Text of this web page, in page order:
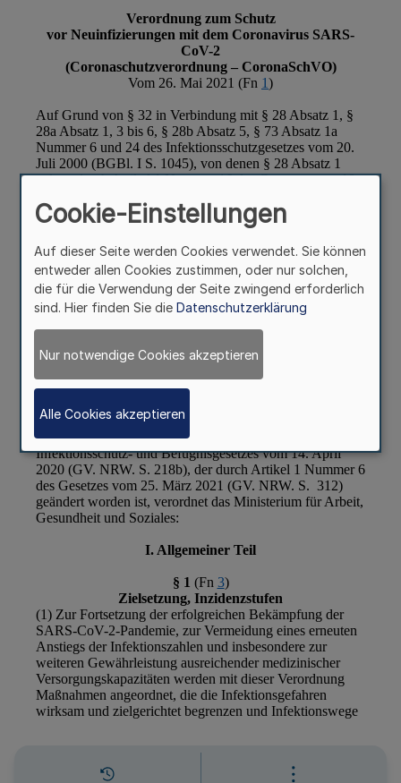
Cookie-Einstellungen
Auf dieser Seite werden Cookies verwendet. Sie können
entweder allen Cookies zustimmen, oder nur solchen,
die für die Verwendung der Seite zwingend erforderlich
sind. Hier finden Sie die Datenschutzerklärung
Nur notwendige Cookies akzeptieren
Alle Cookies akzeptieren